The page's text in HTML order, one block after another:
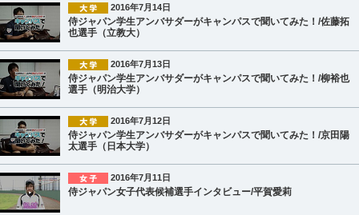
2016年7月14日
侍ジャパン学生アンバサダーがキャンパスで聞いてみた！/佐藤拓
也選手（立教大）
2016年7月13日
侍ジャパン学生アンバサダーがキャンパスで聞いてみた！/柳裕也
選手（明治大学）
2016年7月12日
侍ジャパン学生アンバサダーがキャンパスで聞いてみた！/京田陽
太選手（日本大学）
2016年7月11日
侍ジャパン女子代表候補選手インタビュー/平賀愛莉